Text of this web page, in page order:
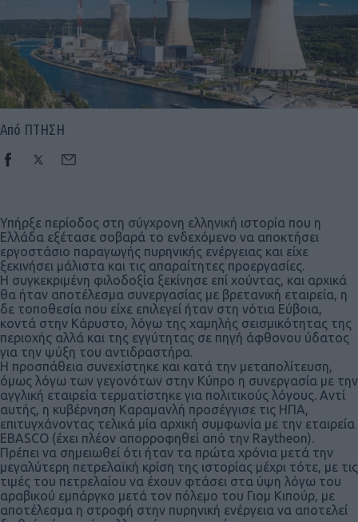
Από ΠΤΗΣΗ
Υπήρξε περίοδος στη σύγχρονη ελληνική ιστορία που η
Ελλάδα εξέτασε σοβαρά το ενδεχόμενο να αποκτήσει
εργοστάσιο παραγωγής πυρηνικής ενέργειας και είχε
ξεκινήσει μάλιστα και τις απαραίτητες προεργασίες.
Η συγκεκριμένη φιλοδοξία ξεκίνησε επί χούντας, και αρχικά
θα ήταν αποτέλεσμα συνεργασίας με βρετανική εταιρεία, η
δε τοποθεσία που είχε επιλεγεί ήταν στη νότια Εύβοια,
κοντά στην Κάρυστο, λόγω της χαμηλής σεισμικότητας της
περιοχής αλλά και της εγγύτητας σε πηγή άφθονου ύδατος
για την ψύξη του αντιδραστήρα.
Η προσπάθεια συνεχίστηκε και κατά την μεταπολίτευση,
όμως λόγω των γεγονότων στην Κύπρο η συνεργασία με την
αγγλική εταιρεία τερματίστηκε για πολιτικούς λόγους. Αντί
αυτής, η κυβέρνηση Καραμανλή προσέγγισε τις ΗΠΑ,
επιτυγχάνοντας τελικά μία αρχική συμφωνία με την εταιρεία
EBASCO (έχει πλέον απορροφηθεί από την Raytheon).
Πρέπει να σημειωθεί ότι ήταν τα πρώτα χρόνια μετά την
μεγαλύτερη πετρελαϊκή κρίση της ιστορίας μέχρι τότε, με τις
τιμές του πετρελαίου να έχουν φτάσει στα ύψη λόγω του
αραβικού εμπάργκο μετά τον πόλεμο του Γιομ Κιπούρ, με
αποτέλεσμα η στροφή στην πυρηνική ενέργεια να αποτελεί